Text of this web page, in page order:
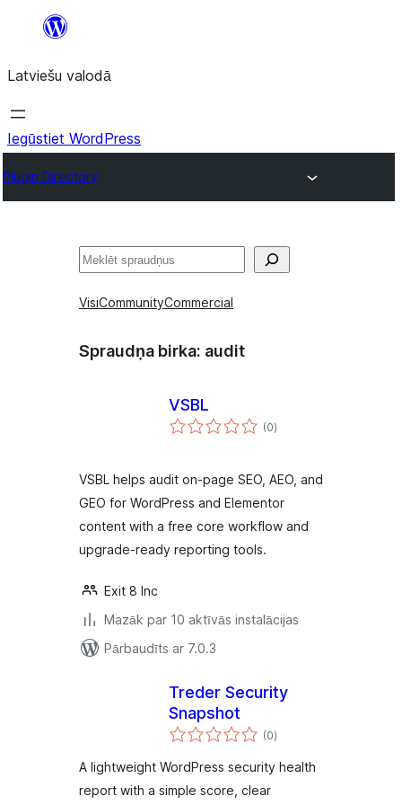
Pāriet
saturu
Latviešu valodā
Iegūstiet WordPress
Plugin Directory
Meklēt
VisiCommunityCommercial
Spraudņa birka: audit
VSBL
(0vērtējumu
kopsumma
)
VSBL helps audit on-page SEO, AEO, and
GEO for WordPress and Elementor
content with a free core workflow and
upgrade-ready reporting tools.
Exit 8 Inc
Mazāk par 10 aktīvās instalācijas
Pārbaudīts ar 7.0.3
Treder Security
Snapshot
(0vērtējumu
kopsumma
)
A lightweight WordPress security health
report with a simple score, clear